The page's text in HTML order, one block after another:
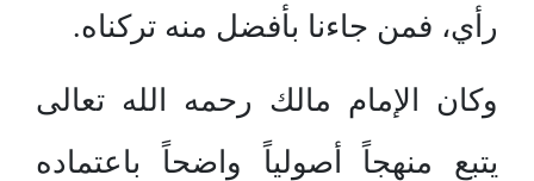
رأي، فمن جاءنا بأفضل منه تركناه.
وكان الإمام مالك رحمه الله تعالى
يتبع منهجاً أصولياً واضحاً باعتماده